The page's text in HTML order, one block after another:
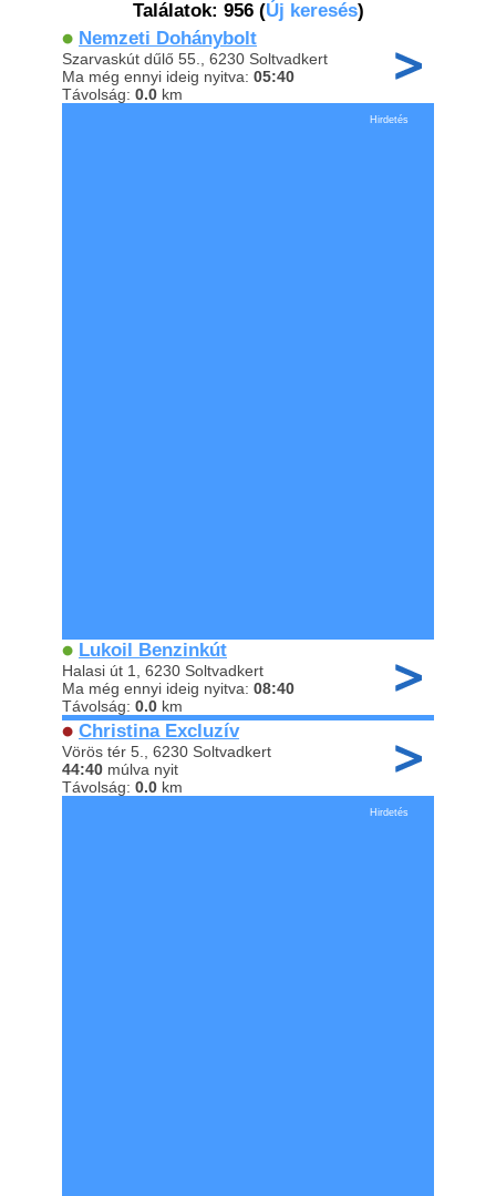
Találatok: 956(Új keresés)
Nemzeti Dohánybolt
Szarvaskút dűlő 55., 6230 Soltvadkert
Ma még ennyi ideig nyitva: 05:40
Távolság: 0.0 km
Hirdetés
Lukoil Benzinkút
Halasi út 1, 6230 Soltvadkert
Ma még ennyi ideig nyitva: 08:40
Távolság: 0.0 km
Christina Excluzív
Vörös tér 5., 6230 Soltvadkert
44:40 múlva nyit
Távolság: 0.0 km
Hirdetés